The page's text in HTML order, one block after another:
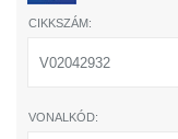
V02042932